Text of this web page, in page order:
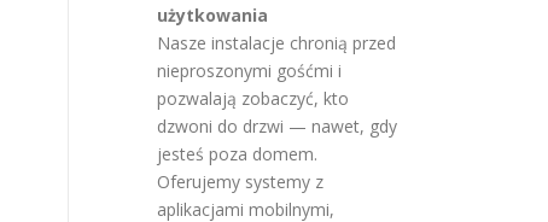
użytkowania
Nasze instalacje chronią przed
nieproszonymi gośćmi i
pozwalają zobaczyć, kto
dzwoni do drzwi — nawet, gdy
jesteś poza domem.
Oferujemy systemy z
aplikacjami mobilnymi,